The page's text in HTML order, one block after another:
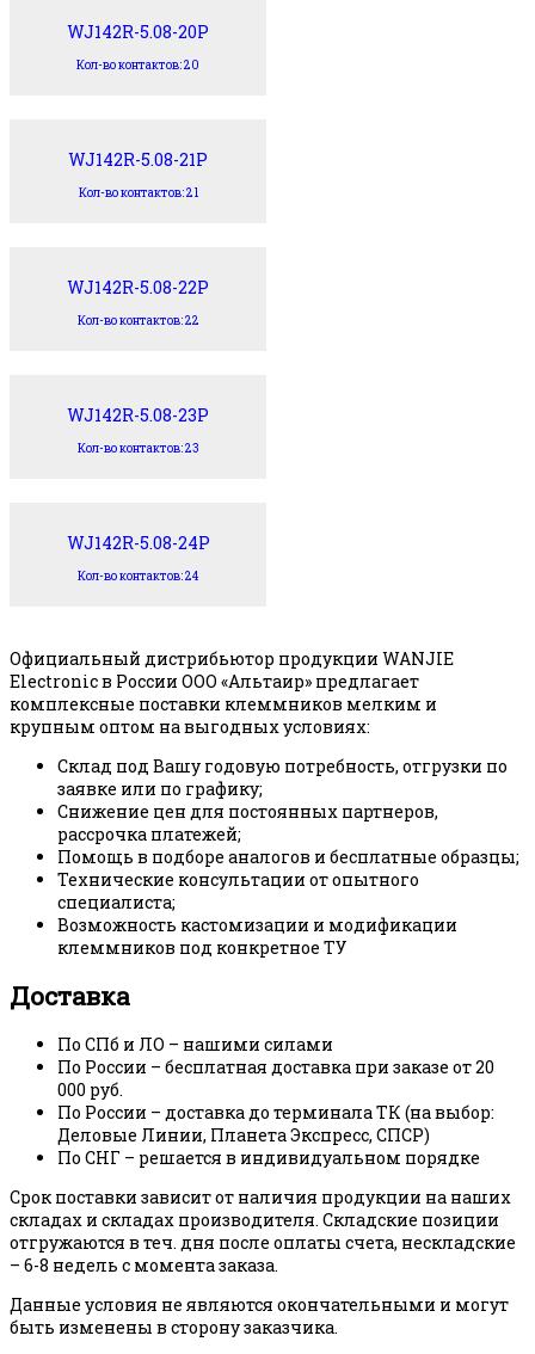
WJ142R-5.08-20P
Кол-во контактов: 20
WJ142R-5.08-21P
Кол-во контактов: 21
WJ142R-5.08-22P
Кол-во контактов: 22
WJ142R-5.08-23P
Кол-во контактов: 23
WJ142R-5.08-24P
Кол-во контактов: 24
Официальный дистрибьютор продукции WANJIE
Electronic в России ООО «Альтаир» предлагает
комплексные поставки клеммников мелким и
крупным оптом на выгодных условиях:
Склад под Вашу годовую потребность, отгрузки по
заявке или по графику;
Снижение цен для постоянных партнеров,
рассрочка платежей;
Помощь в подборе аналогов и бесплатные образцы;
Технические консультации от опытного
специалиста;
Возможность кастомизации и модификации
клеммников под конкретное ТУ
Доставка
По СПб и ЛО – нашими силами
По России – бесплатная доставка при заказе от 20
000 руб.
По России – доставка до терминала ТК (на выбор:
Деловые Линии, Планета Экспресс, СПСР)
По СНГ – решается в индивидуальном порядке
Срок поставки зависит от наличия продукции на наших
складах и складах производителя. Складские позиции
отгружаются в теч. дня после оплаты счета, нескладские
– 6-8 недель с момента заказа.
Данные условия не являются окончательными и могут
быть изменены в сторону заказчика.